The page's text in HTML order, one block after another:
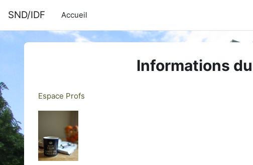
SND/IDF Accueil
Informations
Espace Profs